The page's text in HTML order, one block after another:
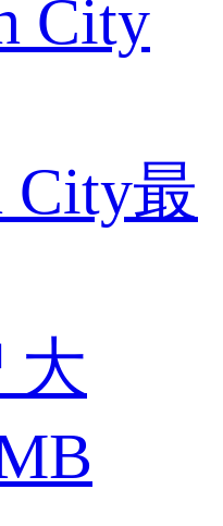
City最
大